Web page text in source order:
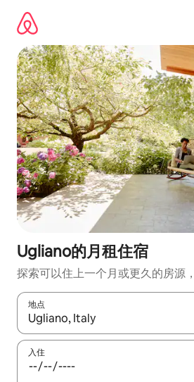
Ugliano的月租住宿
探索可以住上一个月或更久的房源
地点
如有搜索结果，请使用上下方向键查
入住